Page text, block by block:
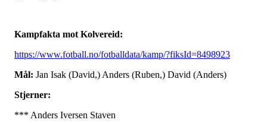
Kampfakta mot Kolvereid:
https://www.fotball.no/fotballdata/kamp/?fiksId=8498923
Mål: Jan Isak (David,) Anders (Ruben,) David (Anders)
Stjerner:
*** Anders Iversen Staven